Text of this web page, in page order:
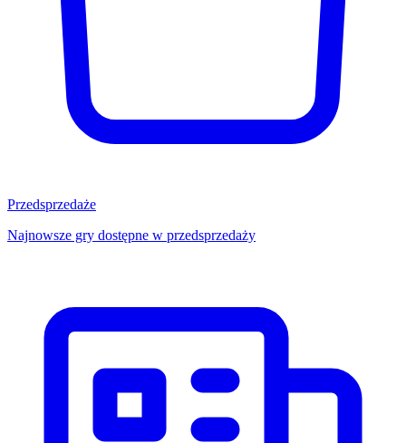
Przedsprzedaże
Najnowsze gry dostępne w przedsprzedaży